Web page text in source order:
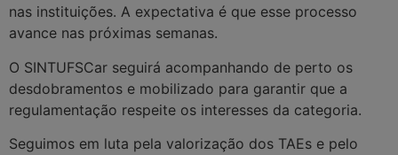
nas instituições. A expectativa é que esse processo
avance nas próximas semanas.
O SINTUFSCar seguirá acompanhando de perto os
desdobramentos e mobilizado para garantir que a
regulamentação respeite os interesses da categoria.
Seguimos em luta pela valorização dos TAEs e pelo